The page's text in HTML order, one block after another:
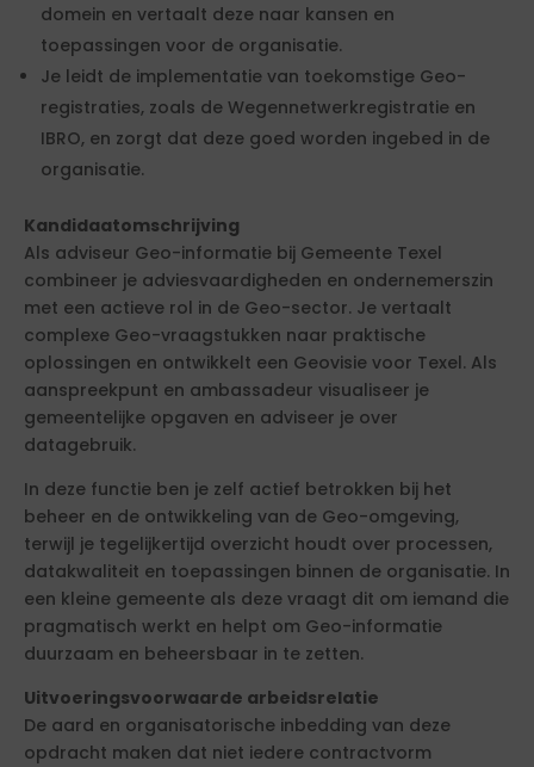
domein en vertaalt deze naar kansen en
toepassingen voor de organisatie.
Je leidt de implementatie van toekomstige Geo-
registraties, zoals de Wegennetwerkregistratie en
IBRO, en zorgt dat deze goed worden ingebed in de
organisatie.
Kandidaatomschrijving
Als adviseur Geo-informatie bij Gemeente Texel
combineer je adviesvaardigheden en ondernemerszin
met een actieve rol in de Geo-sector. Je vertaalt
complexe Geo-vraagstukken naar praktische
oplossingen en ontwikkelt een Geovisie voor Texel. Als
aanspreekpunt en ambassadeur visualiseer je
gemeentelijke opgaven en adviseer je over
datagebruik.
In deze functie ben je zelf actief betrokken bij het
beheer en de ontwikkeling van de Geo-omgeving,
terwijl je tegelijkertijd overzicht houdt over processen,
datakwaliteit en toepassingen binnen de organisatie. In
een kleine gemeente als deze vraagt dit om iemand die
pragmatisch werkt en helpt om Geo-informatie
duurzaam en beheersbaar in te zetten.
Uitvoeringsvoorwaarde arbeidsrelatie
De aard en organisatorische inbedding van deze
opdracht maken dat niet iedere contractvorm